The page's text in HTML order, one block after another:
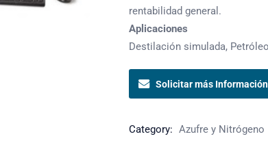
rentabilidad general.
Aplicaciones
Destilación simulada,
Solicitar más Información
Category: Azufre y Nitrógeno